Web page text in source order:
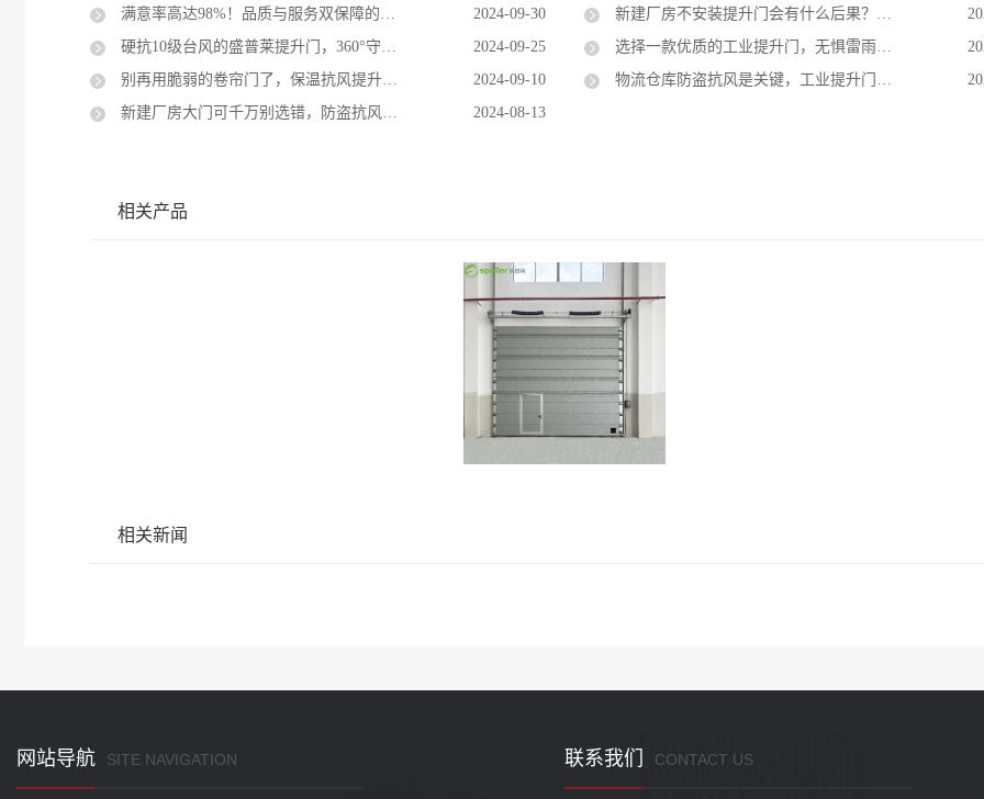
满意率高达98%！品质与服务双保障的提升门，就选盛普莱门业 2024-09-30 新建厂房不安装提升门会有什么后果？看完能省不少钱
硬抗10级台风的盛普莱提升门，360°守护你的厂房安全
2024-09-25 选择一款优质的工业提升门，无惧雷雨大风天气
别再用脆弱的卷帘门了，保温抗风提升门才是物流园标配！
2024-09-10 物流仓库防盗抗风是关键，工业提升门给你全方位防护
新建厂房大门可千万别选错，防盗抗风的提升门安全性更高
2024-08-13
相关产品
相关新闻
网站导航 SITE NAVIGATION 联系我们 CONTACT US